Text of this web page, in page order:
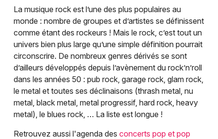
La musique rock est l’une des plus populaires au
monde : nombre de groupes et d’artistes se définissent
comme étant des rockeurs ! Mais le rock, c’est tout un
univers bien plus large qu’une simple définition pourrait
circonscrire. De nombreux genres dérivés se sont
d’ailleurs développés depuis l’avènement du rock’n’roll
dans les années 50 : pub rock, garage rock, glam rock,
le metal et toutes ses déclinaisons (thrash metal, nu
metal, black metal, metal progressif, hard rock, heavy
metal), le blues rock, … La liste est longue !
Retrouvez aussi l'agenda des concerts pop et pop